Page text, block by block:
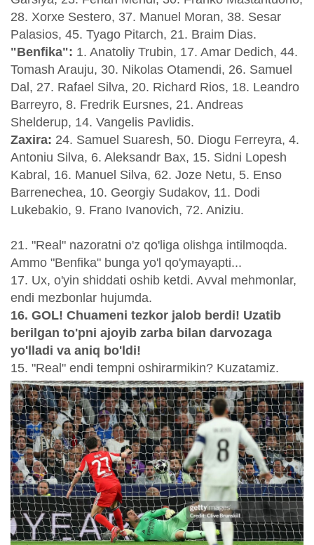
28. Xorxe Sestero, 37. Manuel Moran, 38. Sesar
Palasios, 45. Tyago Pitarch, 21. Braim Dias.
"Benfika": 1. Anatoliy Trubin, 17. Amar Dedich, 44.
Tomash Arauju, 30. Nikolas Otamendi, 26. Samuel
Dal, 27. Rafael Silva, 20. Richard Rios, 18. Leandro
Barreyro, 8. Fredrik Eursnes, 21. Andreas
Shelderup, 14. Vangelis Pavlidis.
Zaxira: 24. Samuel Suaresh, 50. Diogu Ferreyra, 4.
Antoniu Silva, 6. Aleksandr Bax, 15. Sidni Lopesh
Kabral, 16. Manuel Silva, 62. Joze Netu, 5. Enso
Barrenechea, 10. Georgiy Sudakov, 11. Dodi
Lukebakio, 9. Frano Ivanovich, 72. Aniziu.
21. "Real" nazoratni o'z qo'liga olishga intilmoqda.
Ammo "Benfika" bunga yo'l qo'ymayapti...
17. Ux, o'yin shiddati oshib ketdi. Avval mehmonlar,
endi mezbonlar hujumda.
16. GOL! Chuameni tezkor jalob berdi! Uzatib
berilgan to'pni ajoyib zarba bilan darvozaga
yo'lladi va aniq bo'ldi!
15. "Real" endi tempni oshirarmikin? Kuzatamiz.